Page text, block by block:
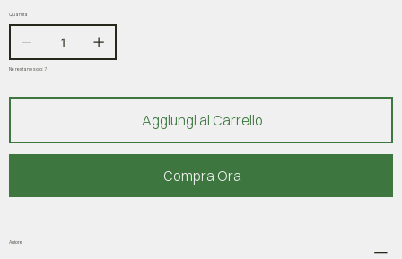
Quantità
Ne restano solo: 7
Aggiungi al Carrello
Compra Ora
Autore